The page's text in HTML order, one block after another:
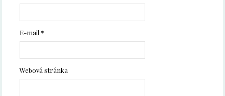
E-mail*
Webová stránka